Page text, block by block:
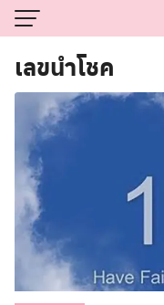
Skip
to
content
เลขนำโชค